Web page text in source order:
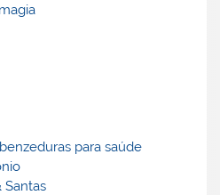
para saúde
Santas